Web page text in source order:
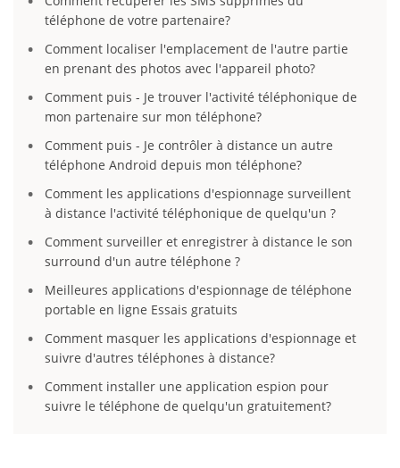
téléphone de votre partenaire?
Comment localiser l'emplacement de l'autre partie
en prenant des photos avec l'appareil photo?
Comment puis - Je trouver l'activité téléphonique de
mon partenaire sur mon téléphone?
Comment puis - Je contrôler à distance un autre
téléphone Android depuis mon téléphone?
Comment les applications d'espionnage surveillent
à distance l'activité téléphonique de quelqu'un ?
Comment surveiller et enregistrer à distance le son
surround d'un autre téléphone ?
Meilleures applications d'espionnage de téléphone
portable en ligne Essais gratuits
Comment masquer les applications d'espionnage et
suivre d'autres téléphones à distance?
Comment installer une application espion pour
suivre le téléphone de quelqu'un gratuitement?